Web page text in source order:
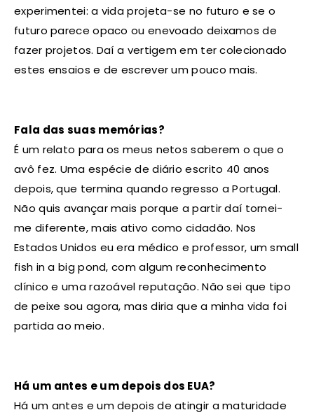
experimentei: a vida projeta-se no futuro e se o
futuro parece opaco ou enevoado deixamos de
fazer projetos. Daí a vertigem em ter colecionado
estes ensaios e de escrever um pouco mais.
Fala das suas memórias?
É um relato para os meus netos saberem o que o
avô fez. Uma espécie de diário escrito 40 anos
depois, que termina quando regresso a Portugal.
Não quis avançar mais porque a partir daí tornei-
me diferente, mais ativo como cidadão. Nos
Estados Unidos eu era médico e professor, um small
fish in a big pond, com algum reconhecimento
clínico e uma razoável reputação. Não sei que tipo
de peixe sou agora, mas diria que a minha vida foi
partida ao meio.
Há um antes e um depois dos EUA?
Há um antes e um depois de atingir a maturidade